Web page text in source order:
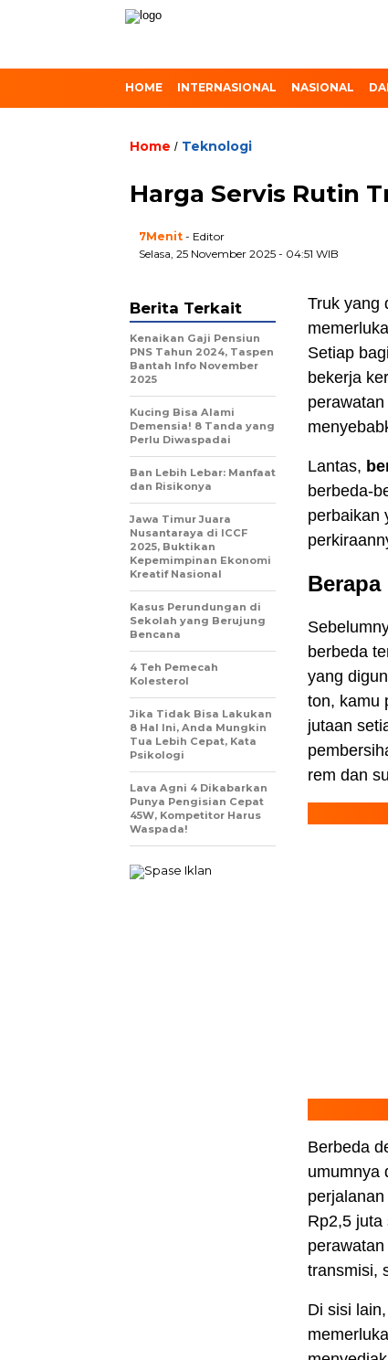
HOME INTERNASIONAL NASIONAL
Home / Teknologi
Harga Servis Rutin
7Menit - Editor
Selasa, 25 November 2025 - 04:51 WIB
Truk yang
Setiap
bekerja
Lantas,
berbeda-
perbaikan
berbeda
yang
ton, kamu
jutaan
rem dan
Berbeda
umumnya
Rp2,5 juta
transmisi,
Di sisi
Berita Terkait
Kenaikan Gaji Pensiun
PNS Tahun 2024, Taspen
Bantah Info November
2025
Kucing Bisa Alami
Demensia! 8 Tanda yang
Perlu Diwaspadai
Ban Lebih Lebar: Manfaat
dan Risikonya
Jawa Timur Juara
Nusantaraya di ICCF
2025, Buktikan
Kepemimpinan Ekonomi
Kreatif Nasional
Kasus Perundungan di
Sekolah yang Berujung
Bencana
4 Teh Pemecah
Kolesterol
Jika Tidak Bisa Lakukan
8 Hal Ini, Anda Mungkin
Tua Lebih Cepat, Kata
Psikologi
Lava Agni 4 Dikabarkan
Punya Pengisian Cepat
45W, Kompetitor Harus
Waspada!